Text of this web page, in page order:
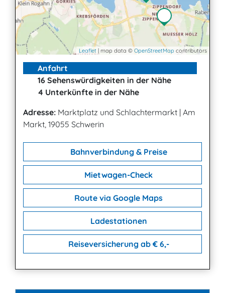
Leaflet | map data © OpenStreetMap contributors
Anfahrt
16 Sehenswürdigkeiten in der Nähe
4 Unterkünfte in der Nähe
Adresse: Marktplatz und Schlachtermarkt | Am
Markt, 19055 Schwerin
Bahnverbindung & Preise
Mietwagen-Check
Route via Google Maps
Ladestationen
Reiseversicherung ab € 6,-